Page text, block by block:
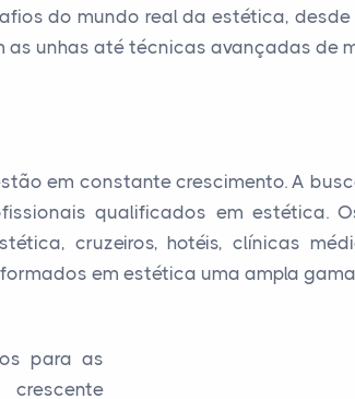
do mundo real da estética,
as unhas até técnicas avançadas de
em constante crescimento. A
qualificados em estética.
cruzeiros, hotéis, clínicas
em estética uma ampla
para as